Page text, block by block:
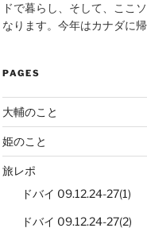
ドで暮らし、そして、ここ
なります。今年はカナダに帰
PAGES
大輔のこと
姫のこと
旅レポ
ドバイ 09.12.24-27(1)
ドバイ 09.12.24-27(2)